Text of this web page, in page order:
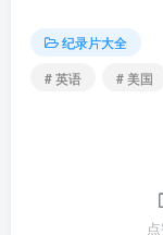
纪录片大全
# 英语
# 美国